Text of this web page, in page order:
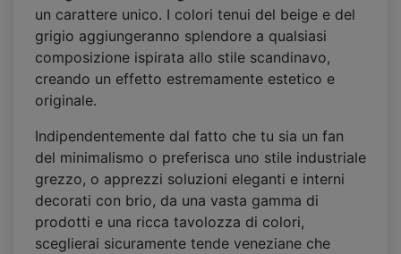
un carattere unico. I colori tenui del beige e del
grigio aggiungeranno splendore a qualsiasi
composizione ispirata allo stile scandinavo,
creando un effetto estremamente estetico e
originale.
Indipendentemente dal fatto che tu sia un fan
del minimalismo o preferisca uno stile industriale
grezzo, o apprezzi soluzioni eleganti e interni
decorati con brio, da una vasta gamma di
prodotti e una ricca tavolozza di colori,
sceglierai sicuramente tende veneziane che